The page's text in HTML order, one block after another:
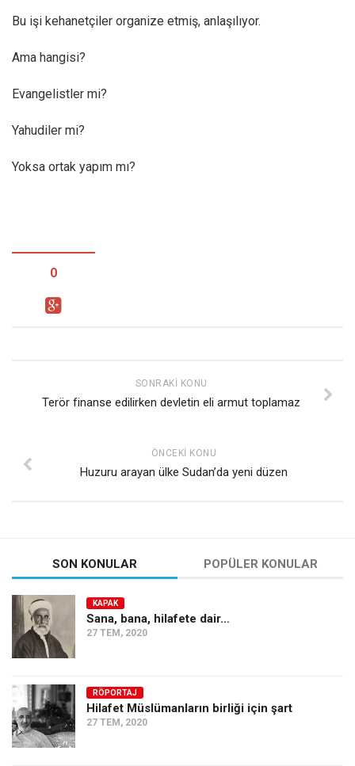
Bu işi kehanetçiler organize etmiş, anlaşılıyor.
Ama hangisi?
Evangelistler mi?
Yahudiler mi?
Yoksa ortak yapım mı?
0
SONRAKI KONU
Terör finanse edilirken devletin eli armut toplamaz
ÖNCEKI KONU
Huzuru arayan ülke Sudan’da yeni düzen
SON KONULAR POPÜLER KONULAR
KAPAK
Sana, bana, hilafete dair…
27 TEM, 2020
RÖPORTAJ
Hilafet Müslümanların birliği için şart
27 TEM, 2020